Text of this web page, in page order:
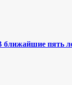
пять